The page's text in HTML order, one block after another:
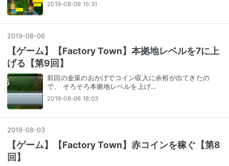
2019-08-09 15:31
2019-08-06
【ゲーム】【Factory Town】本拠地レベルを7に上
げる【第9回】
前回の金策のおかげでコイン収入に余裕が出てきたの
で、 そろそろ本拠地レベルを上げ…
2019-08-06 18:03
2019-08-03
【ゲーム】【Factory Town】赤コインを稼ぐ【第8
回】